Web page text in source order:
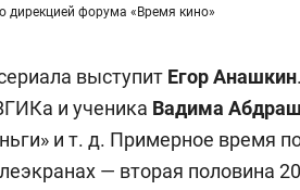
дирекцией форума «Время кино»
выступит Егор Анашкин
и ученика Вадима
и т. д. Примерное время
— вторая половина